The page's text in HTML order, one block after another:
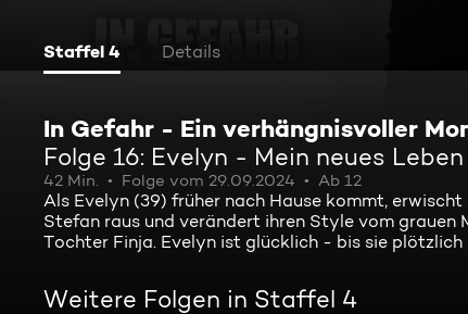
Staffel 4 Details
In Gefahr - Ein verhängnisvoller
Folge 16: Evelyn - Mein neues Leben
42 Min. Folge vom 29.09.2024 Ab 12
Als Evelyn (39) früher nach Hause kommt,
Stefan raus und verändert ihren Style vom
Tochter Finja. Evelyn ist glücklich - bis sie plötzlich
Weitere Folgen in Staffel 4